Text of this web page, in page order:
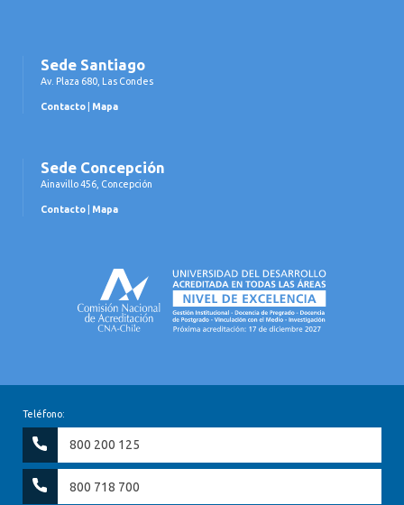
Sede Santiago
Av. Plaza 680, Las Condes
Contacto Mapa
Sede Concepción
Ainavillo 456, Concepción
Contacto Mapa
Teléfono:
800 200 125
800 718 700